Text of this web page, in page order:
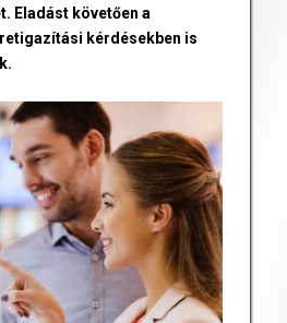
Eladást követően a
kérdésekben is